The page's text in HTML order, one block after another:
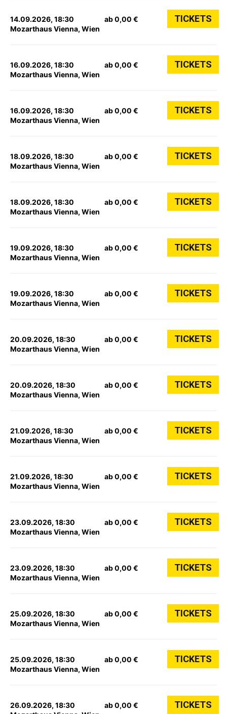
14.09.2026, 18:30
Mozarthaus Vienna, Wien
ab 0,00 € TICKETS
16.09.2026, 18:30
Mozarthaus Vienna, Wien
ab 0,00 € TICKETS
16.09.2026, 18:30
Mozarthaus Vienna, Wien
ab 0,00 € TICKETS
18.09.2026, 18:30
Mozarthaus Vienna, Wien
ab 0,00 € TICKETS
18.09.2026, 18:30
Mozarthaus Vienna, Wien
ab 0,00 € TICKETS
19.09.2026, 18:30
Mozarthaus Vienna, Wien
ab 0,00 € TICKETS
19.09.2026, 18:30
Mozarthaus Vienna, Wien
ab 0,00 € TICKETS
20.09.2026, 18:30
Mozarthaus Vienna, Wien
ab 0,00 € TICKETS
20.09.2026, 18:30
Mozarthaus Vienna, Wien
ab 0,00 € TICKETS
21.09.2026, 18:30
Mozarthaus Vienna, Wien
ab 0,00 € TICKETS
21.09.2026, 18:30
Mozarthaus Vienna, Wien
ab 0,00 € TICKETS
23.09.2026, 18:30
Mozarthaus Vienna, Wien
ab 0,00 € TICKETS
23.09.2026, 18:30
Mozarthaus Vienna, Wien
ab 0,00 € TICKETS
25.09.2026, 18:30
Mozarthaus Vienna, Wien
ab 0,00 € TICKETS
25.09.2026, 18:30
Mozarthaus Vienna, Wien
ab 0,00 € TICKETS
26.09.2026, 18:30
ab 0,00 € TICKETS